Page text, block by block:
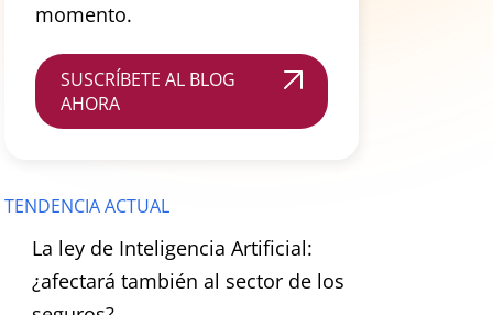
momento.
SUSCRÍBETE AL BLOG
AHORA
TENDENCIA ACTUAL
La ley de Inteligencia Artificial:
¿afectará también al sector de los